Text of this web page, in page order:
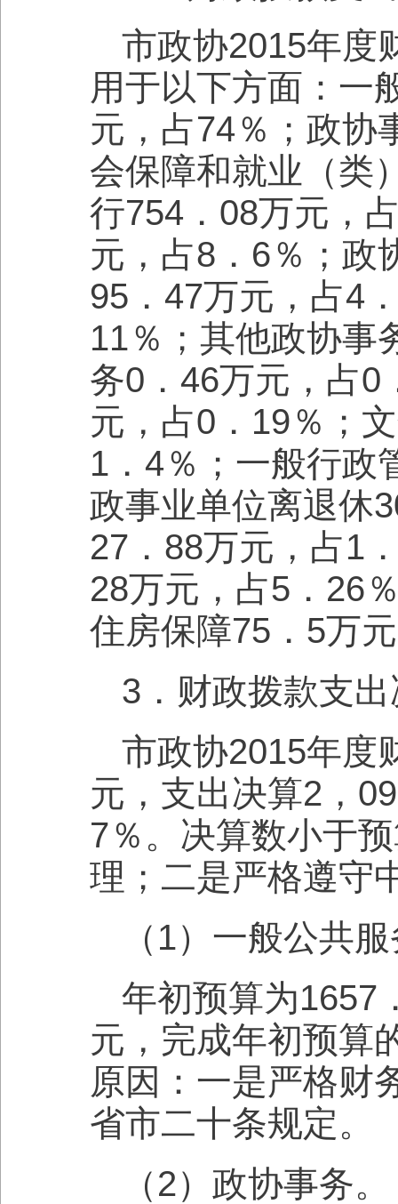
市政协2015年度
用于以下方面：一
元，占74％；政协
会保障和就业（类
行754．08万元，
元，占8．6％；政
95．47万元，占4
11％；其他政协事
务0．46万元，占0
元，占0．19％；
1．4％；一般行政
政事业单位离退休
27．88万元，占1
28万元，占5．26
住房保障75．5万
3．财政拨款支
市政协2015年度
元，支出决算2，
7％。决算数小于
理；二是严格遵守
（1）一般公共
年初预算为1657
元，完成年初预算
原因：一是严格财
省市二十条规定。
（2）政协事务。